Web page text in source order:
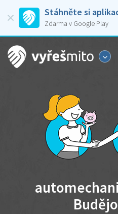
Stáhněte si
Zdarma v Google Play